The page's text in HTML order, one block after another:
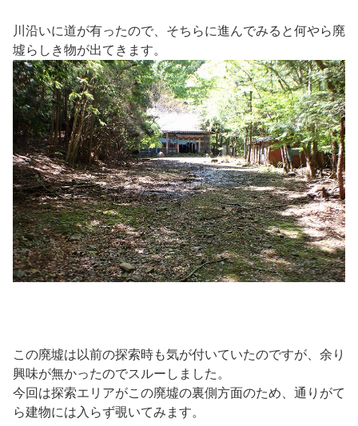
川沿いに道が有ったので、そちらに進んでみると何やら廃
墟らしき物が出てきます。
この廃墟は以前の探索時も気が付いていたのですが、余り
興味が無かったのでスルーしました。
今回は探索エリアがこの廃墟の裏側方面のため、通りがて
ら建物には入らず覗いてみます。